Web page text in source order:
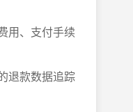
用、支付手续
退款数据追踪